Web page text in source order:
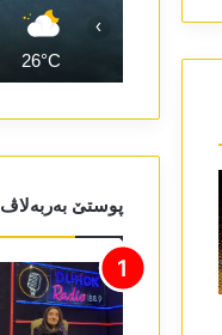
26°C
›
پوستێ بەربەلاڤ